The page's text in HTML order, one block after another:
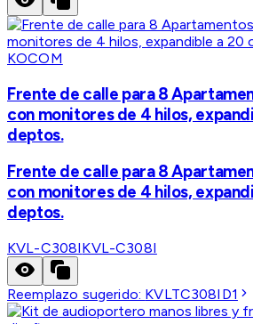
KOCOM
Frente de calle para 8
con monitores de 4 hilos,
deptos.
Frente de calle para 8
con monitores de 4 hilos,
deptos.
KVL-C308IKVL-C308I
Reemplazo sugerido: KVLTC308ID1